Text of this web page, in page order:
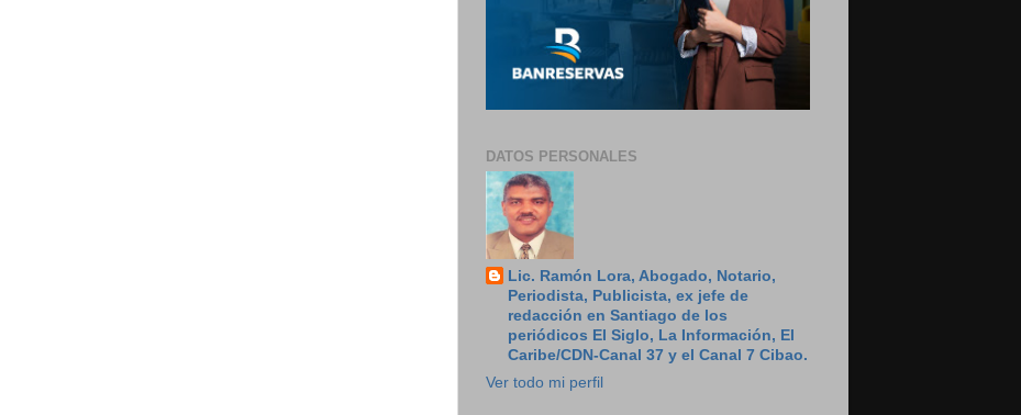
DATOS PERSONALES
Lic. Ramón Lora, Abogado, Notario,
Periodista, Publicista, ex jefe de
redacción en Santiago de los
periódicos El Siglo, La Información, El
Caribe/CDN-Canal 37 y el Canal 7 Cibao.
Ver todo mi perfil